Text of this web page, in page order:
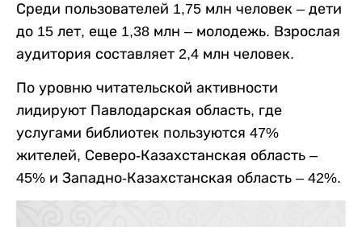
Среди пользователей 1,75 млн человек – дети
до 15 лет, еще 1,38 млн – молодежь. Взрослая
аудитория составляет 2,4 млн человек.
По уровню читательской активности
лидируют Павлодарская область, где
услугами библиотек пользуются 47%
жителей, Северо-Казахстанская область –
45% и Западно-Казахстанская область – 42%.